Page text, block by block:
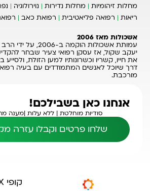
מחלות זיהומיות
מחלות נדירות נוירולוגיה
ריאות
רפואה פליאטיבית רפואת כאב
אשכולות מאז 2006
עמותת אשכולות הוקמה ב-2006, על ידי הרב
יעקב שקול, אז עסקן רפואי צעיר שבחר
את חייו, קשריו וכשרונותיו למען הזולת, ולסייע
דרך שיוכל לאנשים המתמודדים עם בעיה
מורכבת.
אנחנו כאן בשבילכם!
סודיות מוחלטת | ללא עלות |מענה
שלחו פרטים וקבלו עזרה
קופי UX | נתי קוגלר